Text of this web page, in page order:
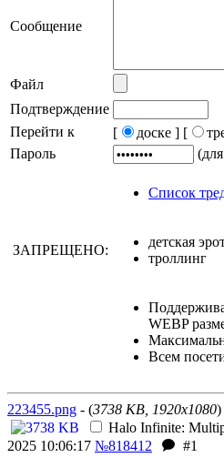
Сообщение
Файл
Подтверждение
Перейти к
[ доске ] [
Пароль
Список
ЗАПРЕЩЕНО:
детская
троллинг
WEBP
Всем
223455.png - (3738 KB, 1920x1080)
Halo Infinite:
2025 10:06:17 №818412
#1